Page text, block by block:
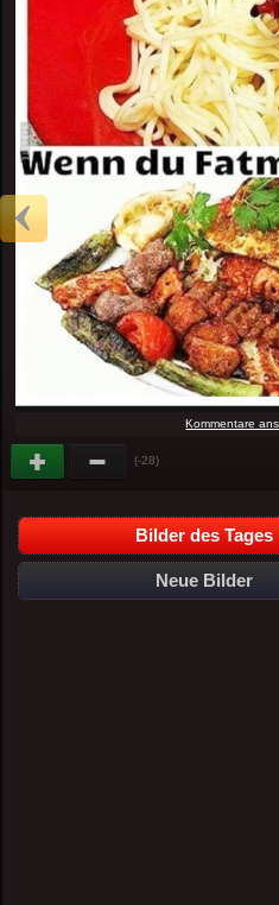
Kommentare
(-28)
Bilder des Tages
Neue Bilder